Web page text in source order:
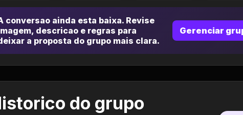
conversao ainda esta baixa. Revise
descricao e regras para
a proposta do grupo mais clara.
Gerenciar
do grupo